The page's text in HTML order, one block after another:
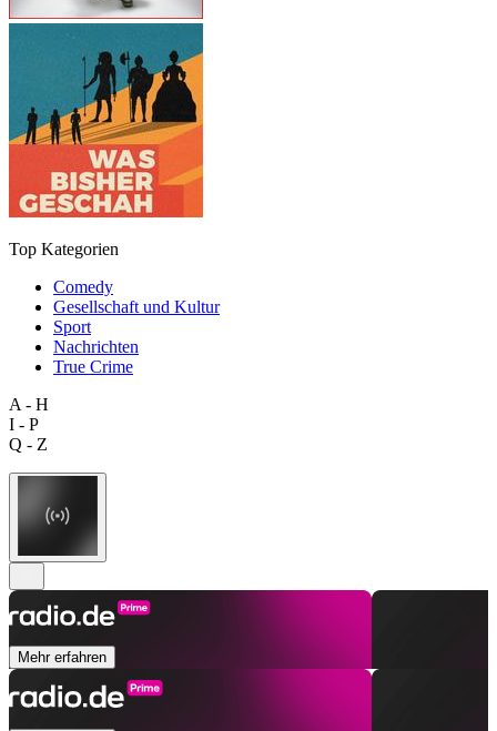
Top Kategorien
Comedy
Gesellschaft und Kultur
Sport
Nachrichten
True Crime
A - H
I - P
Q - Z
Mehr erfahren